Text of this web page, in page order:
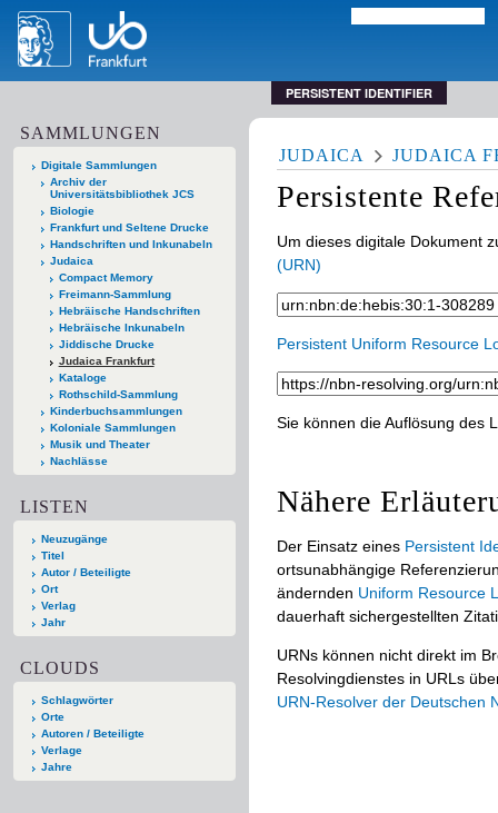
PERSISTENT IDENTIFIER
SAMMLUNGEN
Digitale Sammlungen
Archiv der
Universitätsbibliothek JCS
Biologie
Frankfurt und Seltene Drucke
Handschriften und Inkunabeln
Judaica
Compact Memory
Freimann-Sammlung
Hebräische Handschriften
Hebräische Inkunabeln
Jiddische Drucke
Judaica Frankfurt
Kataloge
Rothschild-Sammlung
Kinderbuchsammlungen
Koloniale Sammlungen
Musik und Theater
Nachlässe
LISTEN
Neuzugänge
Titel
Autor / Beteiligte
Ort
Verlag
Jahr
CLOUDS
Schlagwörter
Orte
Autoren / Beteiligte
Verlage
Jahre
JUDAICA JUDAICA
Persistente
Um dieses digitale Dokument
(URN)
Persistent Uniform Resource
Sie können die Auflösung des
Nähere
Der Einsatz eines Persistent
ortsunabhängige
ändernden Uniform Resource
dauerhaft sichergestellten
URNs können nicht direkt im
Resolvingdienstes in URLs
URN-Resolver der Deutschen